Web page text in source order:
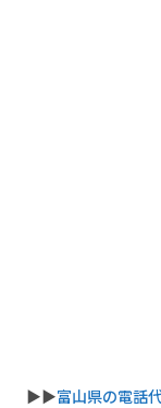
▶︎▶︎富山県の電話